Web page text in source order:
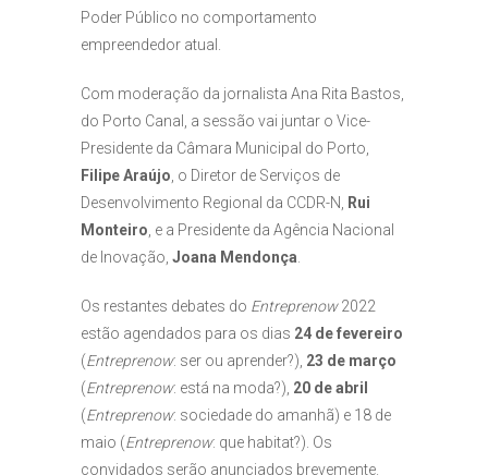
Poder Público no comportamento
empreendedor atual.
Com moderação da jornalista Ana Rita Bastos,
do Porto Canal, a sessão vai juntar o Vice-
Presidente da Câmara Municipal do Porto,
Filipe Araújo, o Diretor de Serviços de
Desenvolvimento Regional da CCDR-N, Rui
Monteiro, e a Presidente da Agência Nacional
de Inovação, Joana Mendonça.
Os restantes debates do Entreprenow2022
estão agendados para os dias 24 de fevereiro
(Entreprenow: ser ou aprender?), 23 de março
(Entreprenow: está na moda?), 20 de abril
(Entreprenow: sociedade do amanhã) e 18 de
maio (Entreprenow: que habitat?). Os
convidados serão anunciados brevemente.